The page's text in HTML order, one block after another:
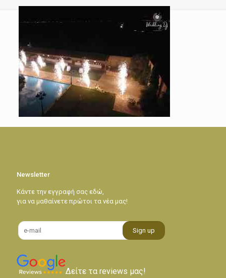
Newsletter
Κάντε την εγγραφή σας εδώ,
για να μαθαίνετε πρώτοι τα νέα μας!
Δείτε τα reviews μας!